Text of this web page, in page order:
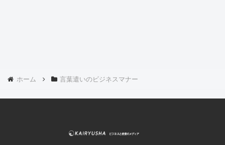
ホーム 言葉遣いのビジネスマナー